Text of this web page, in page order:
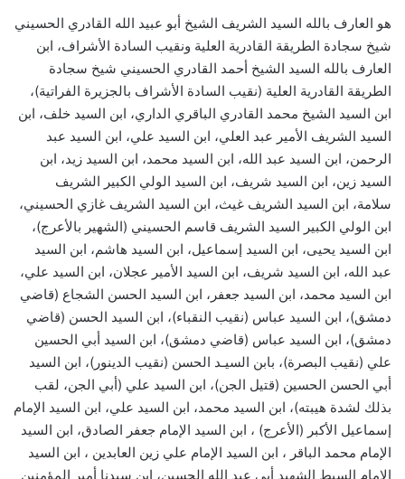
هو العارف بالله السيد الشريف الشيخ أبو عبيد الله القادري الحسيني
شيخ سجادة الطريقة القادرية العلية ونقيب السادة الأشراف، ابن
العارف بالله السيد الشيخ أحمد القادري الحسيني شيخ سجادة
الطريقة القادرية العلية (نقيب السادة الأشراف بالجزيرة الفراتية)،
ابن السيد الشيخ محمد القادري الباقري الداري، ابن السيد خلف، ابن
السيد الشريف الأمير عبد العلي، ابن السيد علي، ابن السيد عبد
الرحمن، ابن السيد عبد الله، ابن السيد محمد، ابن السيد زيد، ابن
السيد زين، ابن السيد شريف، ابن السيد الولي الكبير الشريف
سلامة، ابن السيد الشريف غيث، ابن السيد الشريف غازي الحسيني،
ابن الولي الكبير السيد الشريف قاسم الحسيني (الشهير بالأعرج)،
ابن السيد يحيى، ابن السيد إسماعيل، ابن السيد هاشم، ابن السيد
عبد الله، ابن السيد شريف، ابن السيد الأمير عجلان، ابن السيد علي،
ابن السيد محمد، ابن السيد جعفر، ابن السيد الحسن الشجاع (قاضي
دمشق)، ابن السيد عباس (نقيب النقباء)، ابن السيد الحسن (قاضي
دمشق)، ابن السيد عباس (قاضي دمشق)، ابن السيد أبي الحسين
علي (نقيب البصرة)، بابن السيـد الحسن (نقيب الدينور)، ابن السيد
أبي الحسن الحسين (قتيل الجن)، ابن السيد علي (أبي الجن، لقب
بذلك لشدة هيبته)، ابن السيد محمد، ابن السيد علي، ابن السيد الإمام
إسماعيل الأكبر (الأعرج) ، ابن السيد الإمام جعفر الصادق، ابن السيد
الإمام محمد الباقر ، ابن السيد الإمام علي زين العابدين ، ابن السيد
الإمام السبط الشهيد أبي عبد الله الحسين، ابن سيدنا أمير المؤمنين